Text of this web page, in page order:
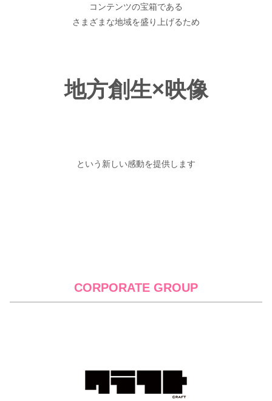
コンテンツの宝箱である
さまざまな地域を盛り上げるため
地方創生×映像
という新しい感動を提供します
CORPORATE GROUP